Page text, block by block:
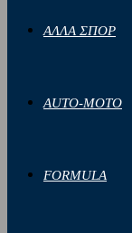
ΑΛΛΑ ΣΠΟΡ
AUTO-MOTO
FORMULA